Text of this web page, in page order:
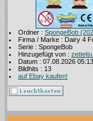
Ordner : SpongeBob
Firma / Marke : Dairy 4
Serie : SpongeBob
Hinzugefügt von :
Datum : 07.08.2026 05:13
Bildhits : 13
auf Ebay kaufen!